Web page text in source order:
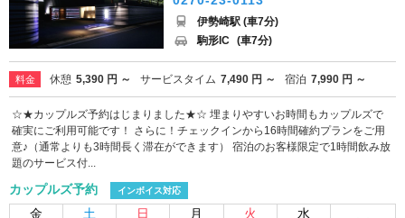
伊勢崎駅 (車7分)
駒形IC (車7分)
料金 休憩 5,390 円 ～ サービスタイム 7,490 円 ～ 宿泊 7,990 円 ～
☆★カップルズ予約はじまりました★☆ 埋まりやすいお時間もカップルズで
確実にご利用可能です！ さらに！チェックインから16時間確約プランをご用
意♪（通常よりも3時間長く滞在ができます） 宿泊のお客様限定で1時間飲み放
題のサービス付...
カップルズ予約 インボイス対応
金 土 日 月 火 水